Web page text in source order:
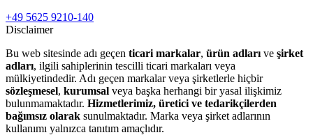
+49 5625 9210-140
Disclaimer
Bu web sitesinde adı geçen ticari markalar, ürün adları ve şirket
adları, ilgili sahiplerinin tescilli ticari markaları veya
mülkiyetindedir. Adı geçen markalar veya şirketlerle hiçbir
sözleşmesel, kurumsal veya başka herhangi bir yasal ilişkimiz
bulunmamaktadır. Hizmetlerimiz, üretici ve tedarikçilerden
bağımsız olarak sunulmaktadır. Marka veya şirket adlarının
kullanımı yalnızca tanıtım amaçlıdır.